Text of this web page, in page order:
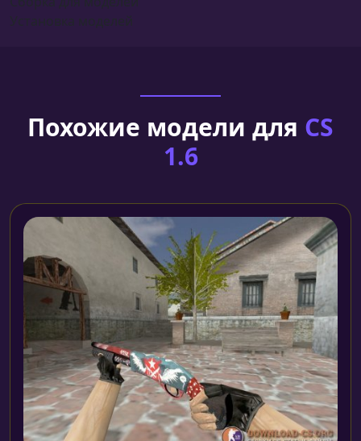
Похожие модели для CS
1.6